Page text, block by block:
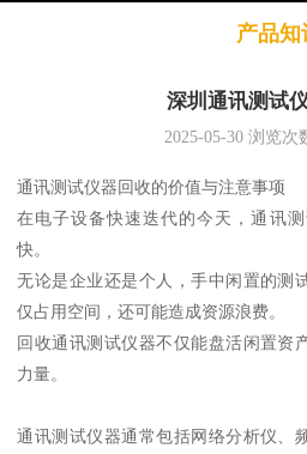
产品知
深圳通讯测试
2025-05-30浏览次
通讯测试仪器回收的价值与注意事项
在电子设备快速迭代的今天，通讯
快。
无论是企业还是个人，手中闲置的测
仅占用空间，还可能造成资源浪费。
回收通讯测试仪器不仅能盘活闲置资
力量。
通讯测试仪器通常包括网络分析仪、